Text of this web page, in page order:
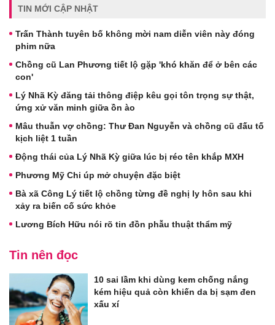
TIN MỚI CẬP NHẬT
Trấn Thành tuyên bố không mời nam diễn viên này đóng
phim nữa
Chồng cũ Lan Phương tiết lộ gặp 'khó khăn để ở bên các
con'
Lý Nhã Kỳ đăng tải thông điệp kêu gọi tôn trọng sự thật,
ứng xử văn minh giữa ồn ào
Mâu thuẫn vợ chồng: Thư Đan Nguyễn và chồng cũ đấu tố
kịch liệt 1 tuần
Động thái của Lý Nhã Kỳ giữa lúc bị réo tên khắp MXH
Phương Mỹ Chi úp mở chuyện đặc biệt
Bà xã Công Lý tiết lộ chồng từng đề nghị ly hôn sau khi
xảy ra biến cố sức khỏe
Lương Bích Hữu nói rõ tin đồn phẫu thuật thẩm mỹ
Tin nên đọc
10 sai lầm khi dùng kem chống nắng
kém hiệu quả còn khiến da bị sạm đen
xấu xí